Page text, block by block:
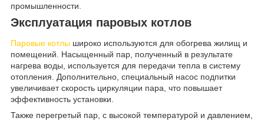
промышленности.
Эксплуатация паровых котлов
Паровые котлы широко используются для обогрева жилищ и
помещений. Насыщенный пар, полученный в результате
нагрева воды, используется для передачи тепла в систему
отопления. Дополнительно, специальный насос подпитки
увеличивает скорость циркуляции пара, что повышает
эффективность установки.
Также перегретый пар, с высокой температурой и давлением,